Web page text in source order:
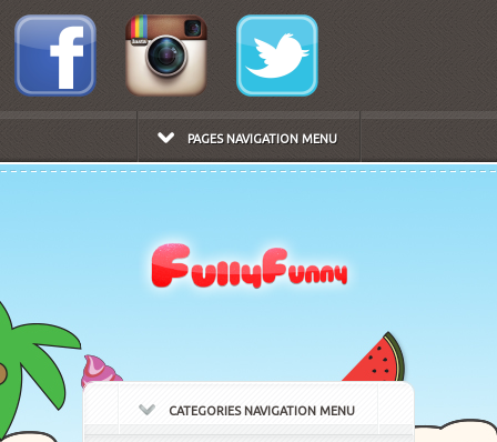
PAGES NAVIGATION MENU
CATEGORIES NAVIGATION MENU